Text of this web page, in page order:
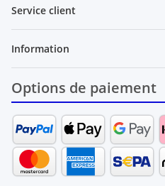
Service client
Information
Options de paiement